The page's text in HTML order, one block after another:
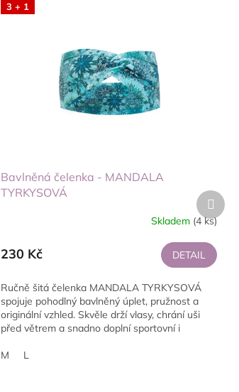
3 + 1
Bavlněná čelenka - MANDALA
TYRKYSOVÁ
Skladem (4 ks)
230 Kč DETAIL
Ručně šitá čelenka MANDALA TYRKYSOVÁ
spojuje pohodlný bavlněný úplet, pružnost a
originální vzhled. Skvěle drží vlasy, chrání uši
před větrem a snadno doplní sportovní i
M
L
Další